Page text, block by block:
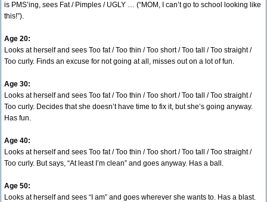
is PMS’ing, sees Fat / Pimples / UGLY … (“MOM, I can’t go to school looking like
this!”).
Age 20:
Looks at herself and sees Too fat / Too thin / Too short / Too tall / Too straight /
Too curly. Finds an excuse for not going at all, misses out on a lot of fun.
Age 30:
Looks at herself and sees Too fat / Too thin / Too short / Too tall / Too straight /
Too curly. Decides that she doesn’t have time to fix it, but she’s going anyway.
Has fun.
Age 40:
Looks at herself and sees Too fat / Too thin / Too short / Too tall / Too straight /
Too curly. But says, “At least I’m clean” and goes anyway. Has a ball.
Age 50:
Looks at herself and sees “I am” and goes wherever she wants to. Has a blast.